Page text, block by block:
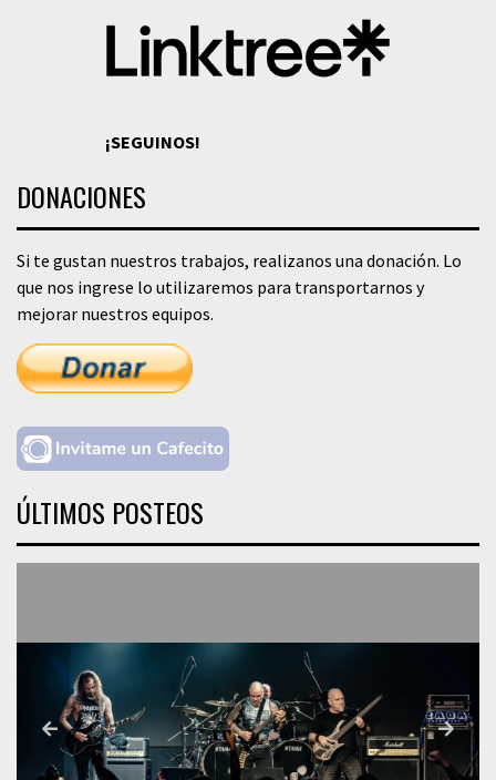
¡SEGUINOS!
DONACIONES
Si te gustan nuestros trabajos, realizanos una donación. Lo
que nos ingrese lo utilizaremos para transportarnos y
mejorar nuestros equipos.
ÚLTIMOS POSTEOS